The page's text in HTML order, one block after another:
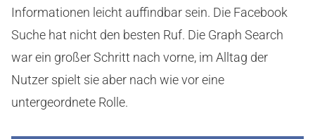
Informationen leicht auffindbar sein. Die Facebook
Suche hat nicht den besten Ruf. Die Graph Search
war ein großer Schritt nach vorne, im Alltag der
Nutzer spielt sie aber nach wie vor eine
untergeordnete Rolle.